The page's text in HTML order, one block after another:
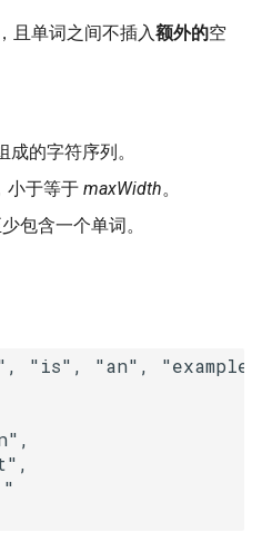
且单词之间不插入额外的空
的字符序列。
小于等于 maxWidth。
包含一个单词。